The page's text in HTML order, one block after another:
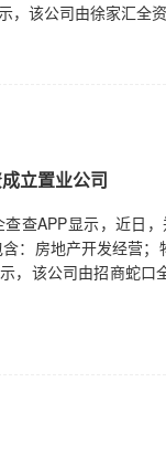
，该公司由徐家汇全
立置业公司
查APP显示，近日
：房地产开发经营
，该公司由招商蛇